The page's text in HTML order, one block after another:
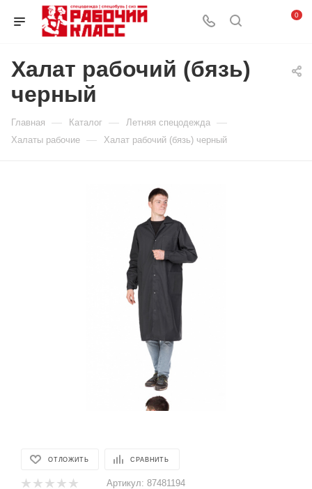
0
Халат рабочий (бязь)
черный
Главная — Каталог — Летняя спецодежда —
Халаты рабочие — Халат рабочий (бязь) черный
ОТЛОЖИТЬ СРАВНИТЬ
Артикул: 87481194